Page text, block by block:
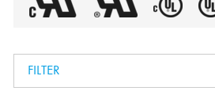
FILTER